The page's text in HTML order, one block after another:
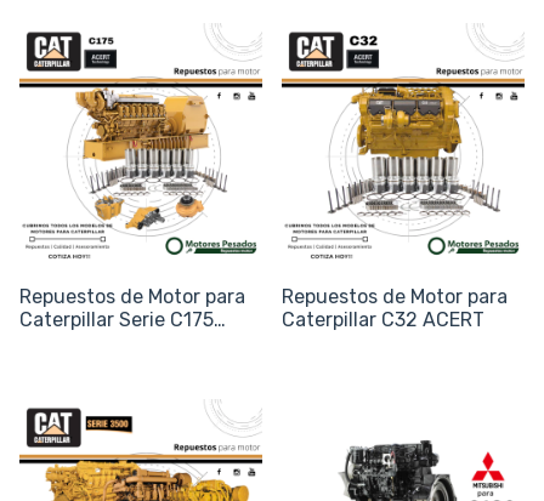
Repuestos de Motor para
Caterpillar Serie C175
Repuestos de Motor para
Caterpillar C32 ACERT